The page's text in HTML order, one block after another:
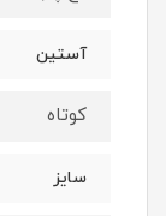
آستین
کوتاه
سایز